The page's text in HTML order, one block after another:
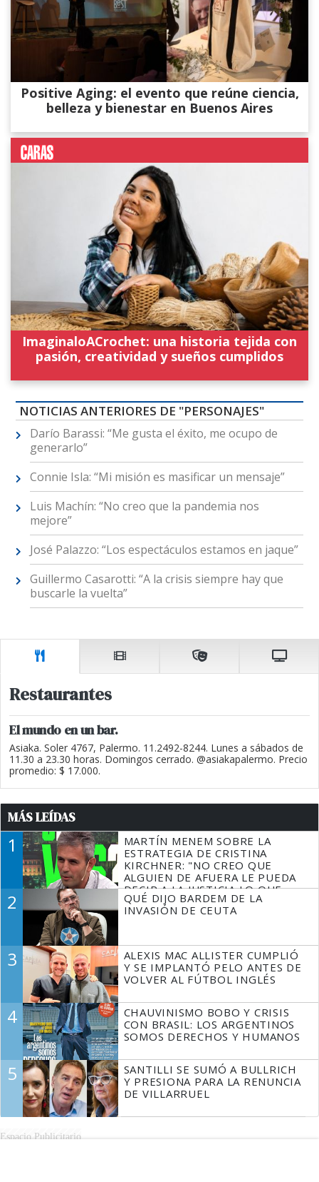
Positive Aging: el evento que reúne ciencia,
belleza y bienestar en Buenos Aires
ImaginaloACrochet: una historia tejida con
pasión, creatividad y sueños cumplidos
NOTICIAS ANTERIORES DE "PERSONAJES"
Darío Barassi: “Me gusta el éxito, me ocupo de
generarlo”
Connie Isla: “Mi misión es masificar un mensaje”
Luis Machín: “No creo que la pandemia nos
mejore”
José Palazzo: “Los espectáculos estamos en jaque”
Guillermo Casarotti: “A la crisis siempre hay que
buscarle la vuelta”
Restaurantes
El mundo en un bar.
Asiaka. Soler 4767, Palermo. 11.2492-8244. Lunes a sábados de
11.30 a 23.30 horas. Domingos cerrado. @asiakapalermo. Precio
promedio: $ 17.000.
MÁS LEÍDAS
1
MARTÍN MENEM SOBRE LA
ESTRATEGIA DE CRISTINA
KIRCHNER: "NO CREO QUE
ALGUIEN DE AFUERA LE PUEDA
DECIR A LA JUSTICIA LO QUE
TIENE QUE HACER"
2
QUÉ DIJO BARDEM DE LA
INVASIÓN DE CEUTA
3
ALEXIS MAC ALLISTER CUMPLIÓ
Y SE IMPLANTÓ PELO ANTES DE
VOLVER AL FÚTBOL INGLÉS
4
CHAUVINISMO BOBO Y CRISIS
CON BRASIL: LOS ARGENTINOS
SOMOS DERECHOS Y HUMANOS
5
SANTILLI SE SUMÓ A BULLRICH
Y PRESIONA PARA LA RENUNCIA
DE VILLARRUEL
Espacio Publicitario